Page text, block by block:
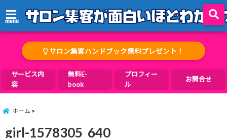
menu
サロン集客ハンドブック無料プレゼント！
サービス内
容
無料E-
book
プロフィー
ル
お問合せ
ホーム
girl-1578305_640